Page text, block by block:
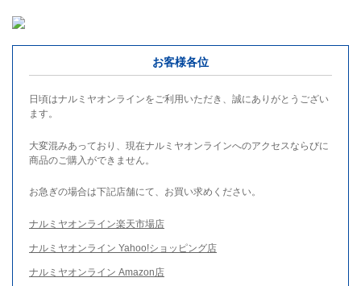
お客様各位
日頃はナルミヤオンラインをご利用いただき、誠にありがとうござい
ます。
大変混みあっており、現在ナルミヤオンラインへのアクセスならびに
商品のご購入ができません。
お急ぎの場合は下記店舗にて、お買い求めください。
ナルミヤオンライン楽天市場店
ナルミヤオンライン Yahoo!ショッピング店
ナルミヤオンライン Amazon店